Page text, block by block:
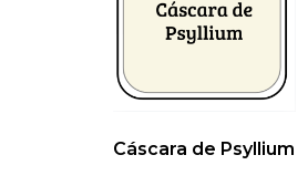
Cáscara de Psyllium